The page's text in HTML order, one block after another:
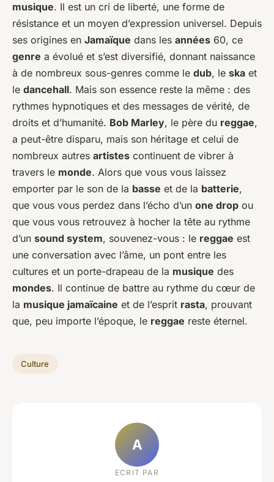
musique. Il est un cri de liberté, une forme de
résistance et un moyen d’expression universel. Depuis
ses origines en Jamaïque dans les années 60, ce
genre a évolué et s’est diversifié, donnant naissance
à de nombreux sous-genres comme le dub, le ska et
le dancehall. Mais son essence reste la même : des
rythmes hypnotiques et des messages de vérité, de
droits et d’humanité. Bob Marley, le père du reggae,
a peut-être disparu, mais son héritage et celui de
nombreux autres artistes continuent de vibrer à
travers le monde. Alors que vous vous laissez
emporter par le son de la basse et de la batterie,
que vous vous perdez dans l’écho d’un one drop ou
que vous vous retrouvez à hocher la tête au rythme
d’un sound system, souvenez-vous : le reggae est
une conversation avec l’âme, un pont entre les
cultures et un porte-drapeau de la musique des
mondes. Il continue de battre au rythme du cœur de
la musique jamaïcaine et de l’esprit rasta, prouvant
que, peu importe l’époque, le reggae reste éternel.
Culture
A
ECRIT PAR